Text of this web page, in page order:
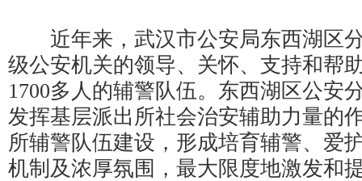
近年来，武汉市公安局东西湖区分
级公安机关的领导、关怀、支持和帮
1700多人的辅警队伍。东西湖区公安
发挥基层派出所社会治安辅助力量的
所辅警队伍建设，形成培育辅警、爱
机制及浓厚氛围，最大限度地激发和